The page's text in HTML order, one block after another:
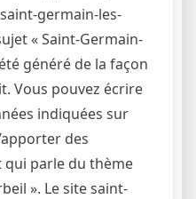
germain-les-
« Saint-Germain-
généré de la façon
Vous pouvez écrire
indiquées sur
des
qui parle du thème
». Le site saint-